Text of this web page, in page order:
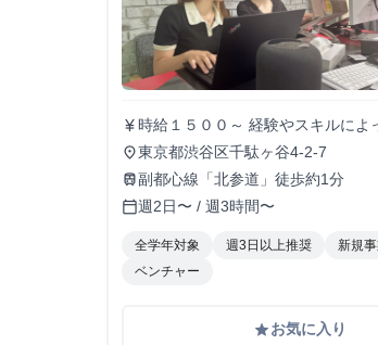
currency_yen時給１５００～ 経験やスキルによ
place東京都渋谷区千駄ヶ谷4-2-7
train副都心線「北参道」徒歩約1分
calendar_today週2日〜 / 週3時間〜
全学年対象 週3日以上推奨 新規
ベンチャー
gradeお気に入り